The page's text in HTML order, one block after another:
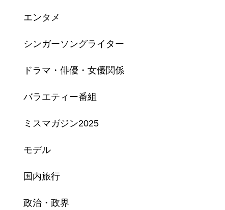
エンタメ
シンガーソングライター
ドラマ・俳優・女優関係
バラエティー番組
ミスマガジン2025
モデル
国内旅行
政治・政界